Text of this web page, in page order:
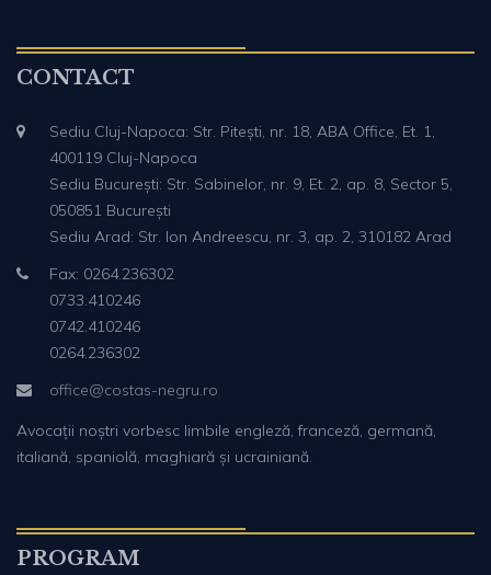
CONTACT
Sediu Cluj-Napoca: Str. Pitești, nr. 18, ABA Office, Et. 1,
400119 Cluj-Napoca
Sediu București: Str. Sabinelor, nr. 9, Et. 2, ap. 8, Sector 5,
050851 București
Sediu Arad: Str. Ion Andreescu, nr. 3, ap. 2, 310182 Arad
Fax: 0264.236302
0733.410246
0742.410246
0264.236302
office@costas-negru.ro
Avocații noștri vorbesc limbile engleză, franceză, germană,
italiană, spaniolă, maghiară și ucrainiană.
PROGRAM